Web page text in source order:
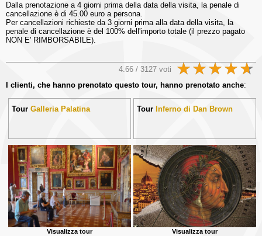
Dalla prenotazione a 4 giorni prima della data della visita, la penale di
cancellazione è di 45.00 euro a persona.
Per cancellazioni richieste da 3 giorni prima alla data della visita, la
penale di cancellazione è del 100% dell'importo totale (il prezzo pagato
NON E' RIMBORSABILE).
4.66 / 3127 voti
I clienti, che hanno prenotato questo tour, hanno prenotato anche:
TourGalleria Palatina
Visualizza tour
Tour Inferno di Dan Brown
Visualizza tour